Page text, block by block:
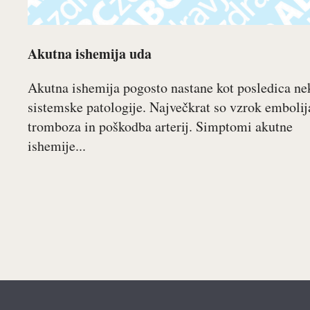
Akutna ishemija uda
Akutna ishemija pogosto nastane kot posledica
sistemske patologije. Največkrat so vzrok
tromboza in poškodba arterij. Simptomi akutne
ishemije...